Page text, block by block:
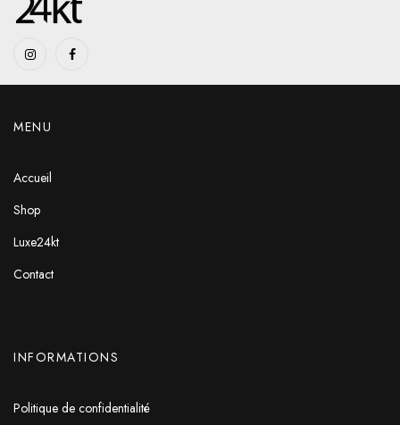
MENU
Accueil
Shop
Luxe24kt
Contact
INFORMATIONS
Politique de confidentialité